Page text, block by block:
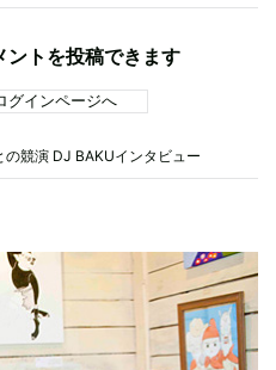
ントを投稿できます
グインページへ
の競演 DJ BAKUインタビュー